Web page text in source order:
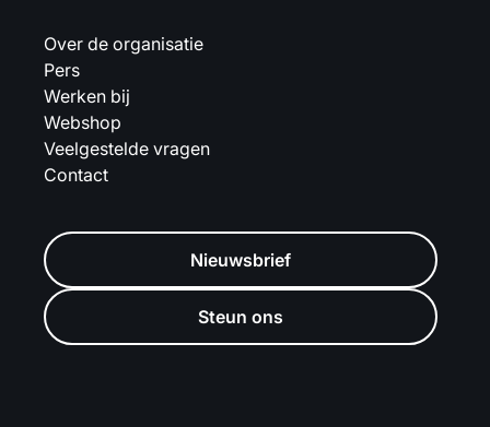
Over de organisatie
Pers
Werken bij
Webshop
Veelgestelde vragen
Contact
Nieuwsbrief
Steun ons